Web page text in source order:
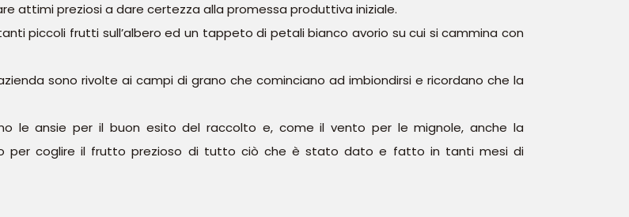
attimi preziosi a dare certezza alla promessa produttiva iniziale.
piccoli frutti sull’albero ed un tappeto di petali bianco avorio su cui si cammina con
sono rivolte ai campi di grano che cominciano ad imbiondirsi e ricordano che la
le ansie per il buon esito del raccolto e, come il vento per le mignole, anche la
per coglire il frutto prezioso di tutto ciò che è stato dato e fatto in tanti mesi di